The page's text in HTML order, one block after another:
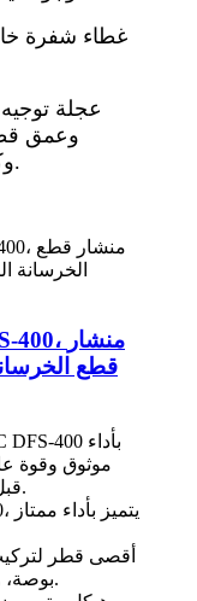
وعمق
وكفاءة أكبر في عملية القطع.
قطع
موثوق وقوة
قبل العاملين في مجال الإنشاءات.
بوصة، وعمق القطع 120 مم/5 بوصات.